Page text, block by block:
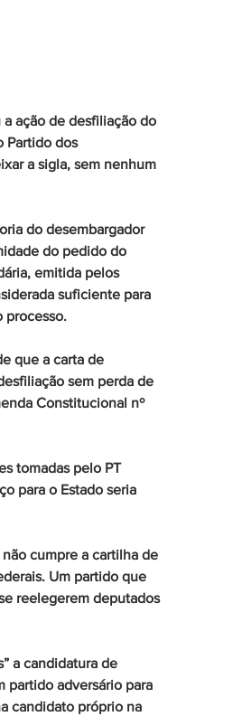
a ação de desfiliação do
Partido dos
a sigla, sem nenhum
do desembargador
do pedido do
emitida pelos
suficiente para
processo.
que a carta de
sem perda de
Constitucional nº
tomadas pelo PT
para o Estado seria
cumpre a cartilha de
Um partido que
reelegerem deputados
a candidatura de
partido adversário para
candidato próprio na